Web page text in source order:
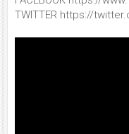
TWITTER https://